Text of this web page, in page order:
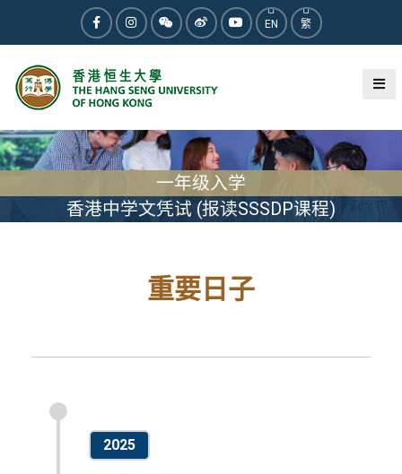
EN 繁
一年级入学
香港中学文凭试 (报读SSSDP课程)
重要日子
2025